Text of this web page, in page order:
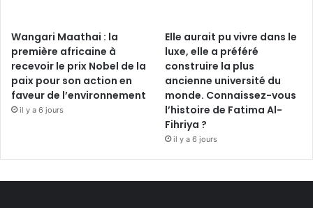
Wangari Maathai : la
première africaine à
recevoir le prix Nobel de la
paix pour son action en
faveur de l’environnement
il y a 6 jours
Elle aurait pu vivre dans le
luxe, elle a préféré
construire la plus
ancienne université du
monde. Connaissez-vous
l’histoire de Fatima Al-
Fihriya ?
il y a 6 jours